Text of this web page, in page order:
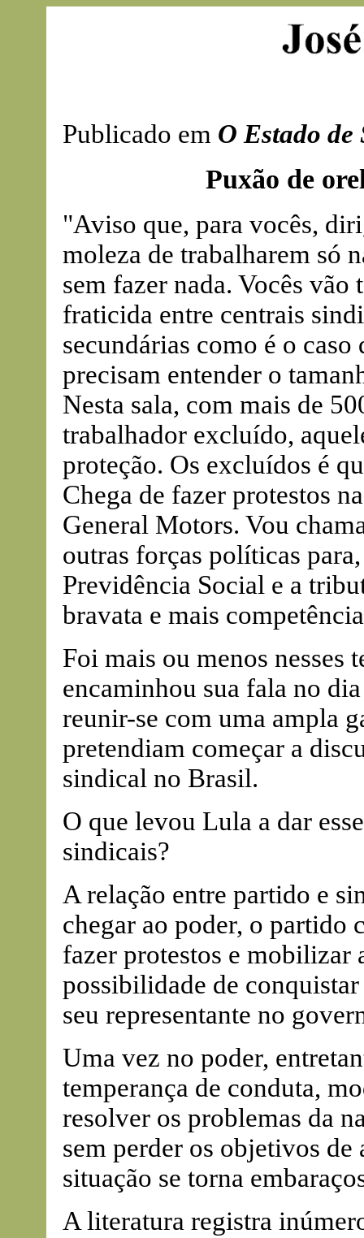
Publicado em O Estado de
Puxão de
"Aviso que, para vocês,
moleza de trabalharem só
sem fazer nada. Vocês
fraticida entre centrais
secundárias como é o
precisam entender o
Nesta sala, com mais de
trabalhador excluído,
proteção. Os excluídos é
Chega de fazer protestos
General Motors. Vou
outras forças políticas
Previdência Social e a
bravata e mais
Foi mais ou menos nesses
encaminhou sua fala no
reunir-se com uma ampla
pretendiam começar a
sindical no Brasil.
O que levou Lula a dar
sindicais?
A relação entre partido e
chegar ao poder, o partido
fazer protestos e mobilizar
possibilidade de
seu representante no
Uma vez no poder,
temperança de conduta,
resolver os problemas da
sem perder os objetivos de
situação se torna
A literatura registra